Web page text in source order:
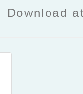
Download